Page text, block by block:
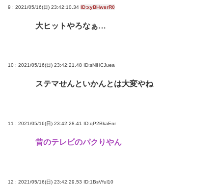
9 : 2021/05/16(日) 23:42:10.34 ID:xyBHwsrR0
大ヒットやろなぁ…
10 : 2021/05/16(日) 23:42:21.48 ID:sNlHCJuea
ステマせんといかんとは大変やね
11 : 2021/05/16(日) 23:42:28.41 ID:qP2BkaEnr
昔のテレビのパクりやん
12 : 2021/05/16(日) 23:42:29.53 ID:1BsVful10